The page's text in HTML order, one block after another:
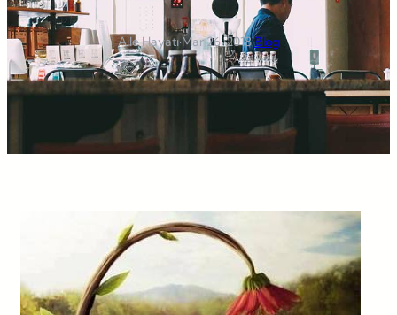
Aile Hayatı·Mar 26, 2018·Blog